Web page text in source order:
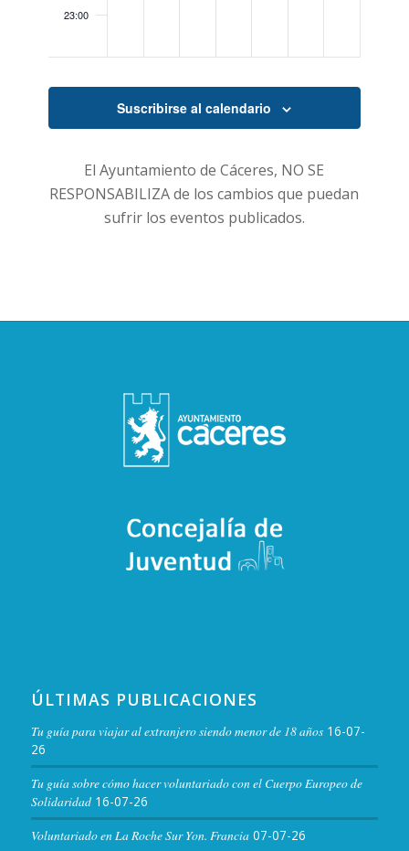
23:00
Suscribirse al calendario
El Ayuntamiento de Cáceres, NO SE
RESPONSABILIZA de los cambios que puedan
sufrir los eventos publicados.
ÚLTIMAS PUBLICACIONES
Tu guía para viajar al extranjero siendo menor de 18 años 16-07-
26
Tu guía sobre cómo hacer voluntariado con el Cuerpo Europeo de
Solidaridad 16-07-26
Voluntariado en La Roche Sur Yon. Francia 07-07-26